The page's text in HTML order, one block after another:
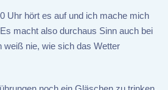
Uhr hört es auf und ich mache mich
macht also durchaus Sinn auch bei
weiß nie, wie sich das Wetter